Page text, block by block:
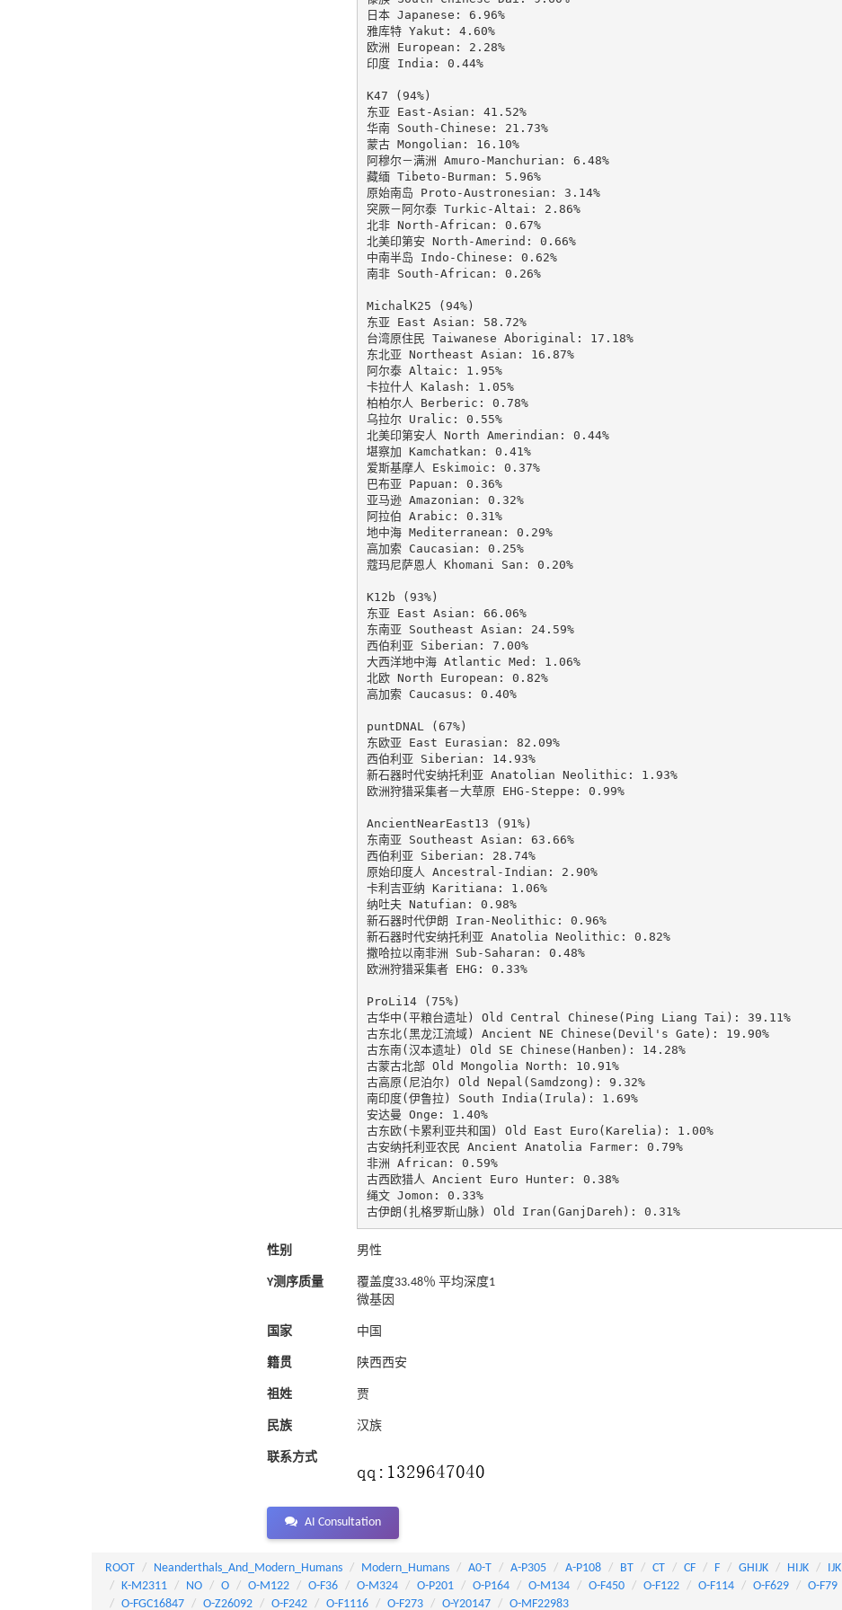
日本 Japanese: 6.96%
雅库特 Yakut: 4.60%
欧洲 European: 2.28%
印度 India: 0.44%
K47 (94%)
东亚 East-Asian: 41.52%
华南 South-Chinese: 21.73%
蒙古 Mongolian: 16.10%
阿穆尔－满洲 Amuro-Manchurian: 6.48%
藏缅 Tibeto-Burman: 5.96%
原始南岛 Proto-Austronesian: 3.14%
突厥－阿尔泰 Turkic-Altai: 2.86%
北非 North-African: 0.67%
北美印第安 North-Amerind: 0.66%
中南半岛 Indo-Chinese: 0.62%
南非 South-African: 0.26%
MichalK25 (94%)
东亚 East Asian: 58.72%
台湾原住民 Taiwanese Aboriginal: 17.18%
东北亚 Northeast Asian: 16.87%
阿尔泰 Altaic: 1.95%
卡拉什人 Kalash: 1.05%
柏柏尔人 Berberic: 0.78%
乌拉尔 Uralic: 0.55%
北美印第安人 North Amerindian: 0.44%
堪察加 Kamchatkan: 0.41%
爱斯基摩人 Eskimoic: 0.37%
巴布亚 Papuan: 0.36%
亚马逊 Amazonian: 0.32%
阿拉伯 Arabic: 0.31%
地中海 Mediterranean: 0.29%
高加索 Caucasian: 0.25%
蔻玛尼萨恩人 Khomani San: 0.20%
K12b (93%)
东亚 East Asian: 66.06%
东南亚 Southeast Asian: 24.59%
西伯利亚 Siberian: 7.00%
大西洋地中海 Atlantic Med: 1.06%
北欧 North European: 0.82%
高加索 Caucasus: 0.40%
puntDNAL (67%)
东欧亚 East Eurasian: 82.09%
西伯利亚 Siberian: 14.93%
新石器时代安纳托利亚 Anatolian Neolithic: 1.93%
欧洲狩猎采集者－大草原 EHG-Steppe: 0.99%
AncientNearEast13 (91%)
东南亚 Southeast Asian: 63.66%
西伯利亚 Siberian: 28.74%
原始印度人 Ancestral-Indian: 2.90%
卡利吉亚纳 Karitiana: 1.06%
纳吐夫 Natufian: 0.98%
新石器时代伊朗 Iran-Neolithic: 0.96%
新石器时代安纳托利亚 Anatolia Neolithic: 0.82%
撒哈拉以南非洲 Sub-Saharan: 0.48%
欧洲狩猎采集者 EHG: 0.33%
ProLi14 (75%)
古华中(平粮台遗址) Old Central Chinese(Ping Liang Tai): 39.11%
古东北(黑龙江流域) Ancient NE Chinese(Devil's Gate): 19.90%
古东南(汉本遗址) Old SE Chinese(Hanben): 14.28%
古蒙古北部 Old Mongolia North: 10.91%
古高原(尼泊尔) Old Nepal(Samdzong): 9.32%
南印度(伊鲁拉) South India(Irula): 1.69%
安达曼 Onge: 1.40%
古东欧(卡累利亚共和国) Old East Euro(Karelia): 1.00%
古安纳托利亚农民 Ancient Anatolia Farmer: 0.79%
非洲 African: 0.59%
古西欧猎人 Ancient Euro Hunter: 0.38%
绳文 Jomon: 0.33%
古伊朗(扎格罗斯山脉) Old Iran(GanjDareh): 0.31%
性别 男性
Y测序质量
覆盖度33.48％ 平均深度1
微基因
国家 中国
籍贯 陕西西安
祖姓 贾
民族 汉族
联系方式
AI Consultation
ROOT Neanderthals_And_Modern_Humans Modern_Humans A0-T A-P305 A-P108 BT CT CF F GHIJK HIJK IJK
K-M2311
NO O O-M122 O-F36 O-M324 O-P201 O-P164 O-M134 O-F450 O-F122 O-F114 O-F629 O-F79
O-FGC16847
O-Z26092 O-F242 O-F1116 O-F273 O-Y20147 O-MF22983